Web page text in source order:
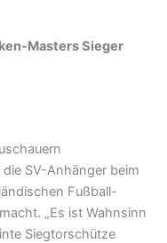
Masters Sieger
SV-Anhänger beim
Fußball-
„Es ist Wahnsinn
Siegtorschütze